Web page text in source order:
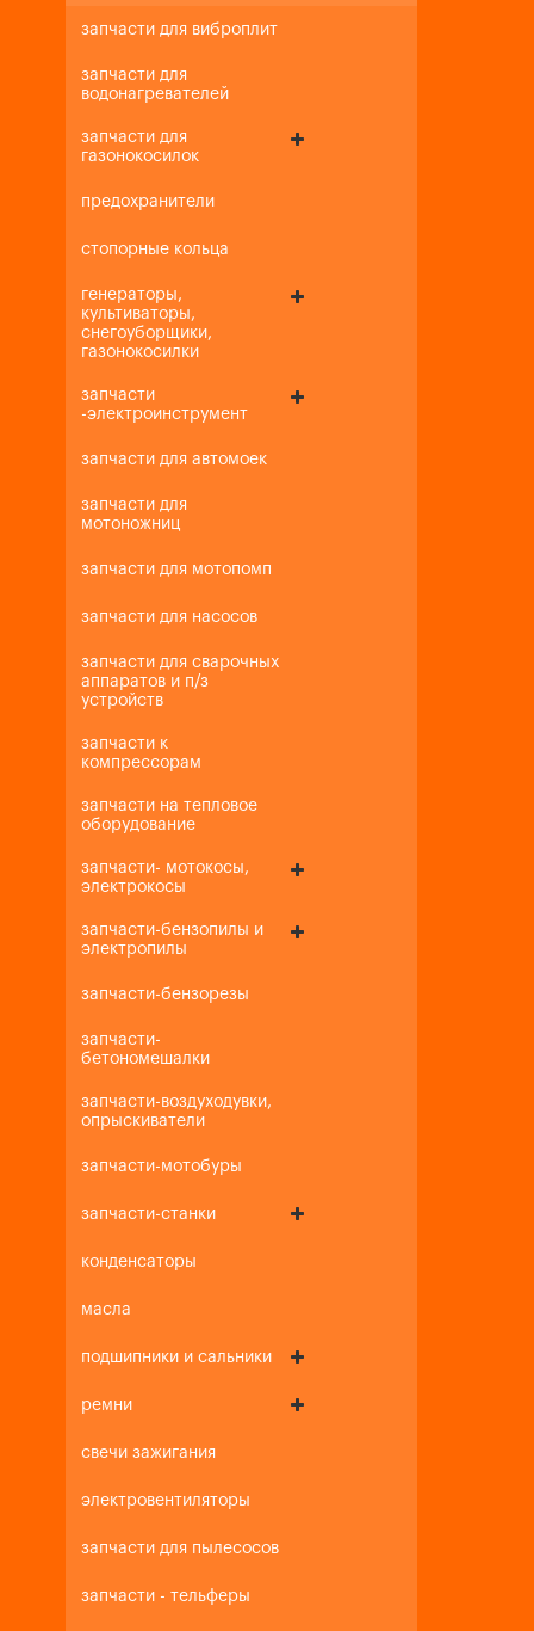
запчасти для виброплит
запчасти для
водонагревателей
запчасти для
газонокосилок
предохранители
стопорные кольца
генераторы,
культиваторы,
снегоуборщики,
газонокосилки
запчасти
-электроинструмент
запчасти для автомоек
запчасти для
мотоножниц
запчасти для мотопомп
запчасти для насосов
запчасти для сварочных
аппаратов и п/з
устройств
запчасти к
компрессорам
запчасти на тепловое
оборудование
запчасти- мотокосы,
электрокосы
запчасти-бензопилы и
электропилы
запчасти-бензорезы
запчасти-
бетономешалки
запчасти-воздуходувки,
опрыскиватели
запчасти-мотобуры
запчасти-станки
конденсаторы
масла
подшипники и сальники
ремни
свечи зажигания
электровентиляторы
запчасти для пылесосов
запчасти - тельферы